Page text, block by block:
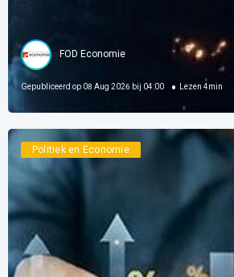
FOD Economie
Gepubliceerd op 08 Aug 2026 bij 04:00 Lezen 4min
Politiek en Economie